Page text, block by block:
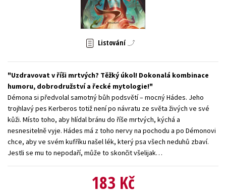
Zahraniční literatura
Všechny tituly
Listování
Uzdravovat v říši mrtvých? Těžký úkol! Dokonalá kombinace
humoru, dobrodružství a řecké mytologie!
Démona si předvolal samotný bůh podsvětí – mocný Hádes. Jeho
trojhlavý pes Kerberos totiž není po návratu ze světa živých ve své
kůži. Místo toho, aby hlídal bránu do říše mrtvých, kýchá a
nesnesitelně vyje. Hádes má z toho nervy na pochodu a po Démonovi
chce, aby ve svém kufříku našel lék, který psa všech neduhů zbaví.
Jestli se mu to nepodaří, může to skončit všelijak…
183 Kč